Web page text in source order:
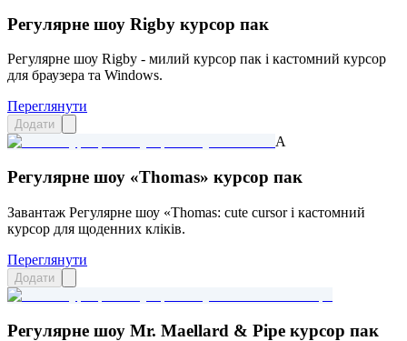
Регулярне шоу Rigby курсор пак
Регулярне шоу Rigby - милий курсор пак і кастомний курсор
для браузера та Windows.
Переглянути
Додати
A
Регулярне шоу «Thomas» курсор пак
Завантаж Регулярне шоу «Thomas: cute cursor і кастомний
курсор для щоденних кліків.
Переглянути
Додати
Регулярне шоу Mr. Maellard & Pipe курсор пак